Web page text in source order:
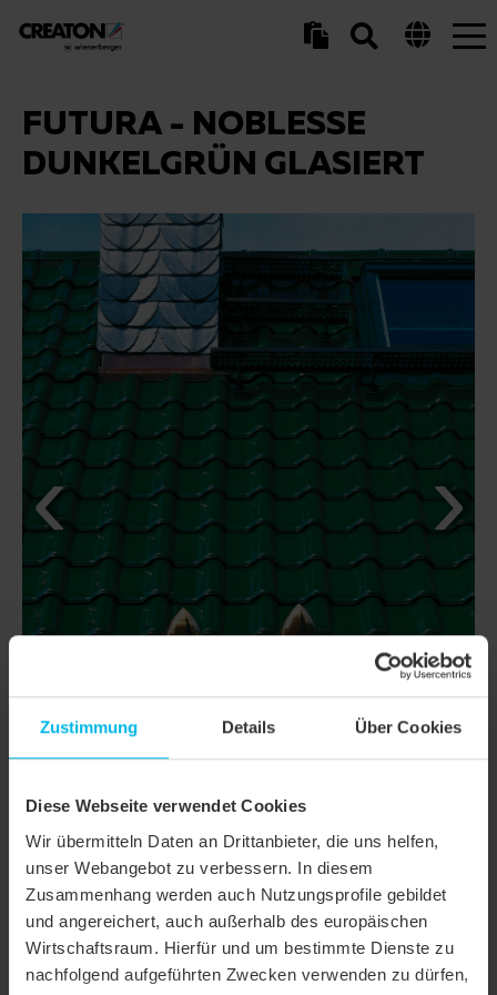
Zustimmung Details Über Cookies
Diese Webseite verwendet Cookies
Wir übermitteln Daten an Drittanbieter, die uns helfen,
unser Webangebot zu verbessern. In diesem
Zusammenhang werden auch Nutzungsprofile gebildet
und angereichert, auch außerhalb des europäischen
Wirtschaftsraum. Hierfür und um bestimmte Dienste zu
nachfolgend aufgeführten Zwecken verwenden zu dürfen,
FUTURA - NOBLESSE
DUNKELGRÜN GLASIERT
DETAILS
MODELL FUTURA
Produktfamilie Flachdachziegel
Produktgruppe Dachziegel